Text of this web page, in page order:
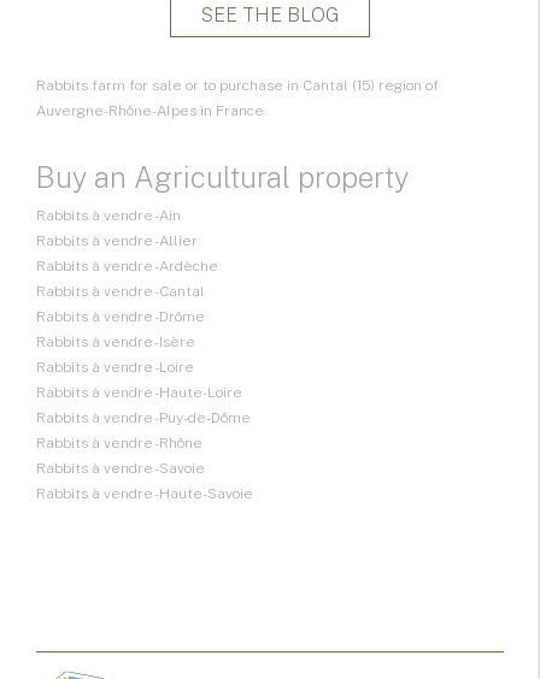
SEE THE BLOG
Rabbits farm for sale or to purchase in Cantal (15) region of
Auvergne-Rhône-Alpes in France
Buy an Agricultural property
Rabbits à vendre - Ain
Rabbits à vendre - Allier
Rabbits à vendre - Ardèche
Rabbits à vendre - Cantal
Rabbits à vendre - Drôme
Rabbits à vendre - Isère
Rabbits à vendre - Loire
Rabbits à vendre - Haute-Loire
Rabbits à vendre - Puy-de-Dôme
Rabbits à vendre - Rhône
Rabbits à vendre - Savoie
Rabbits à vendre - Haute-Savoie